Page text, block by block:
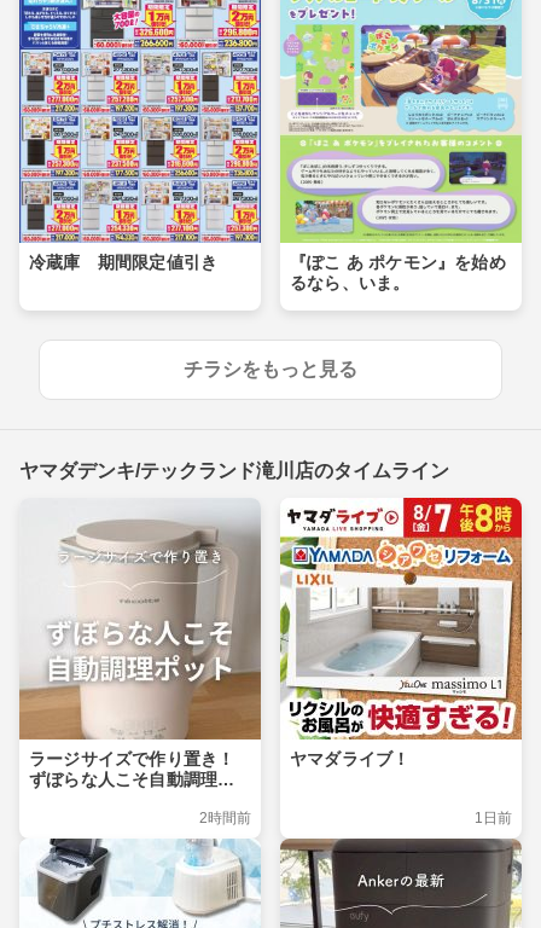
冷蔵庫 期間限定値引き
『ぽこ あ ポケモン』を始め
るなら、いま。
チラシをもっと見る
ヤマダデンキ/テックランド滝川店のタイムライン
ラージサイズで作り置き！
ずぼらな人こそ自動調理ポ
2時間前
ヤマダライブ！
1日前